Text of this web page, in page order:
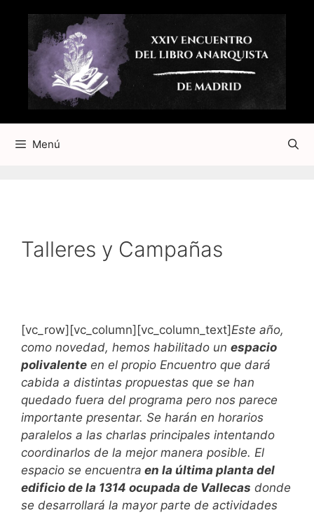
contenido
Menú
Talleres y Campañas
[vc_row][vc_column][vc_column_text]Este año,
como novedad, hemos habilitado un espacio
polivalente en el propio Encuentro que dará
cabida a distintas propuestas que se han
quedado fuera del programa pero nos parece
importante presentar. Se harán en horarios
paralelos a las charlas principales intentando
coordinarlos de la mejor manera posible. El
espacio se encuentra en la última planta del
edificio de la 1314 ocupada de Vallecas donde
se desarrollará la mayor parte de actividades